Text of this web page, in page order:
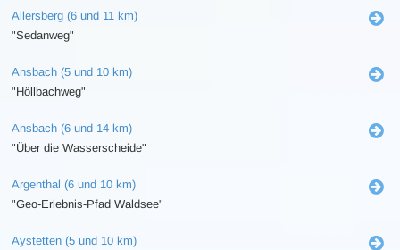
Allersberg (6 und 11 km)
"Sedanweg"
Ansbach (5 und 10 km)
"Höllbachweg"
Ansbach (6 und 14 km)
"Über die Wasserscheide"
Argenthal (6 und 10 km)
"Geo-Erlebnis-Pfad Waldsee"
Aystetten (5 und 10 km)